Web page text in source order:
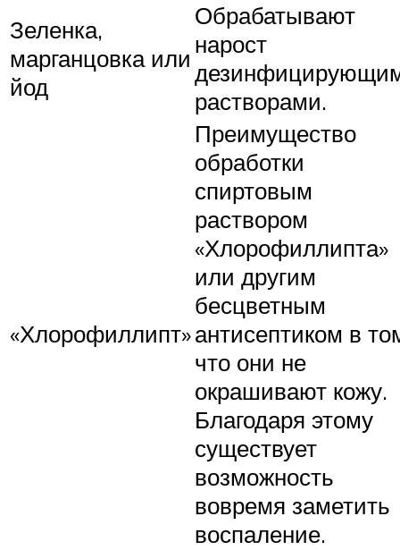
Зеленка,
марганцовка или
йод
Обрабатывают
нарост
растворами.
«Хлорофиллипт»
Преимущество
обработки
спиртовым
раствором
«Хлорофиллипта»
или другим
бесцветным
антисептиком в
что они не
окрашивают кожу.
Благодаря этому
существует
возможность
вовремя заметить
воспаление.